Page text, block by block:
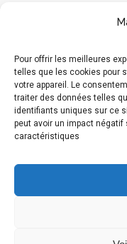
Pour offrir les meilleures
telles que les cookies pour
votre appareil. Le
traiter des données telles
identifiants uniques sur ce
peut avoir un impact
caractéristiques
Réseaux sociaux
Instagram
Moyens de paiement